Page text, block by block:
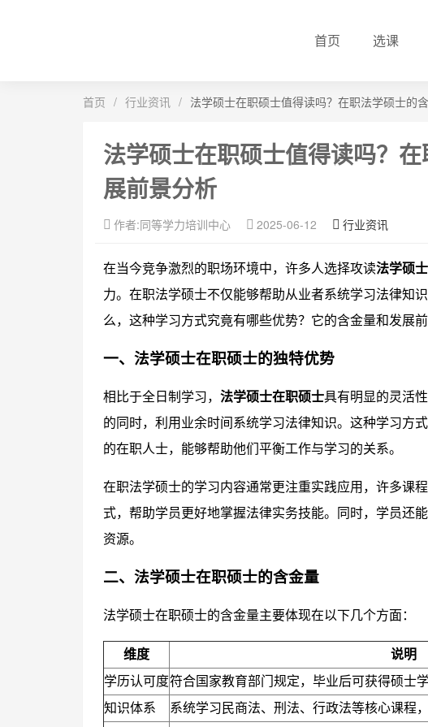
首页 选课
首页 / 行业资讯 / 法学硕士在职硕士值得读吗？在职法学硕士的
法学硕士在职硕士值得读吗？
展前景分析
作者:同等学力培训中心 2025-06-12 行业资讯
在当今竞争激烈的职场环境中，许多人选择攻读法学硕
力。在职法学硕士不仅能够帮助从业者系统学习法律知
么，这种学习方式究竟有哪些优势？它的含金量和发展
一、法学硕士在职硕士的独特优势
相比于全日制学习， 法学硕士在职硕士具有明显的灵活
的同时，利用业余时间系统学习法律知识。这种学习方
的在职人士，能够帮助他们平衡工作与学习的关系。
在职法学硕士的学习内容通常更注重实践应用，许多课
式，帮助学员更好地掌握法律实务技能。同时，学员还
资源。
二、法学硕士在职硕士的含金量
法学硕士在职硕士的含金量主要体现在以下几个方面：
维度
说明
学历认可度符合国家教育部门规定，毕业后可获得硕士
知识体系
系统学习民商法、刑法、行政法等核心课程